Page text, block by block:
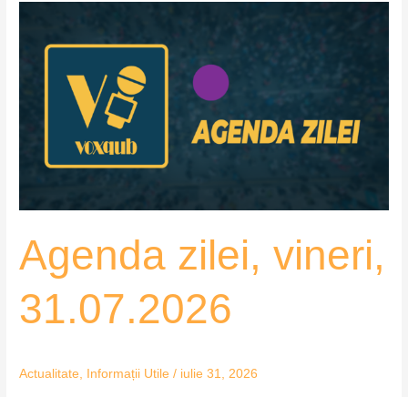
Agenda zilei, vineri,
31.07.2026
Actualitate, Informații Utile / iulie 31, 2026
31.07.2026